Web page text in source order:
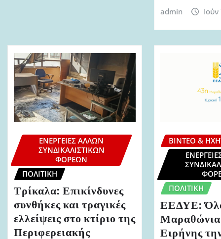
admin
ΕΝΈΡΓΕΙΕΣ ΆΛΛΩΝ
ΣΥΝΔΙΚΑΛΙΣΤΙΚΏΝ
ΦΟΡΈΩΝ
ΠΟΛΙΤΙΚΉ
Τρίκαλα: Επικίνδυνες
συνθήκες και τραγικές
ελλείψεις στο κτίριο της
Περιφερειακής
ΒΊΝΤΕΟ &
ΠΟΛΙΤΙΚΉ
ΕΕΔΥΕ:
Ειρήνης